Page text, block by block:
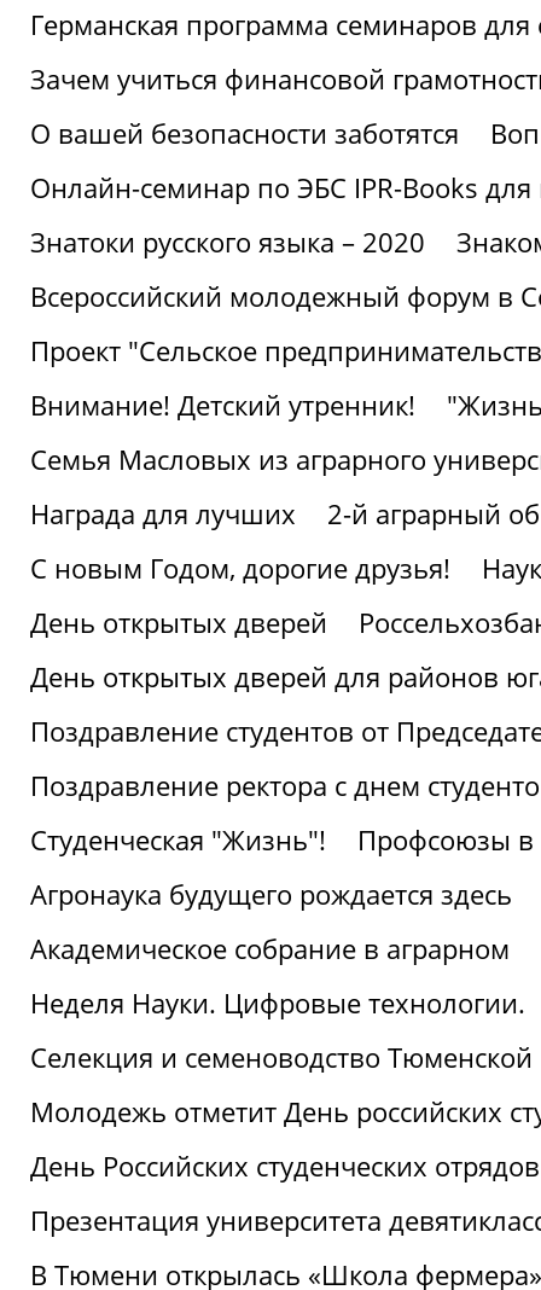
Германская программа семинаров для
Зачем учиться финансовой
О вашей безопасности заботятся
Онлайн-семинар по ЭБС IPR-Books для
Знатоки русского языка – 2020
Всероссийский молодежный форум в
Проект "Сельское
Внимание! Детский утренник!
Семья Масловых из аграрного
Награда для лучших
2-й аграрный
С новым Годом, дорогие друзья!
День открытых дверей
День открытых дверей для районов
Поздравление студентов от
Поздравление ректора с днем
Студенческая "Жизнь"!
Профсоюзы в
Агронаука будущего рождается здесь
Академическое собрание в аграрном
Неделя Науки. Цифровые технологии.
Селекция и семеноводство Тюменской
Молодежь отметит День российских
День Российских студенческих
Презентация университета
В Тюмени открылась «Школа фермера»